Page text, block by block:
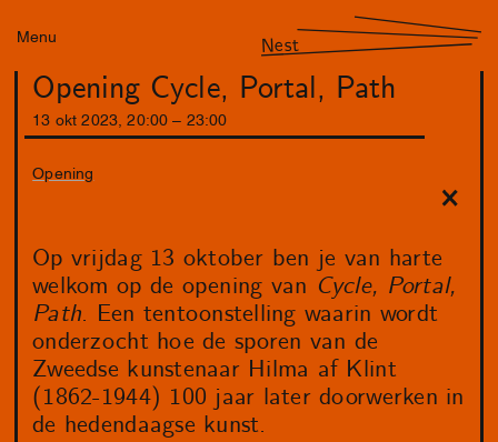
Menu Nest
Opening Cycle, Portal, Path
13 okt 2023 ,20:00 23 :00
Opening
Op vrijdag 13 oktober ben je van harte
welkom op de opening van Cycle, Portal,
Path. Een tentoonstelling waarin wordt
onderzocht hoe de sporen van de
Zweedse kunstenaar Hilma af Klint
(1862-1944) 100 jaar later doorwerken in
de hedendaagse kunst.